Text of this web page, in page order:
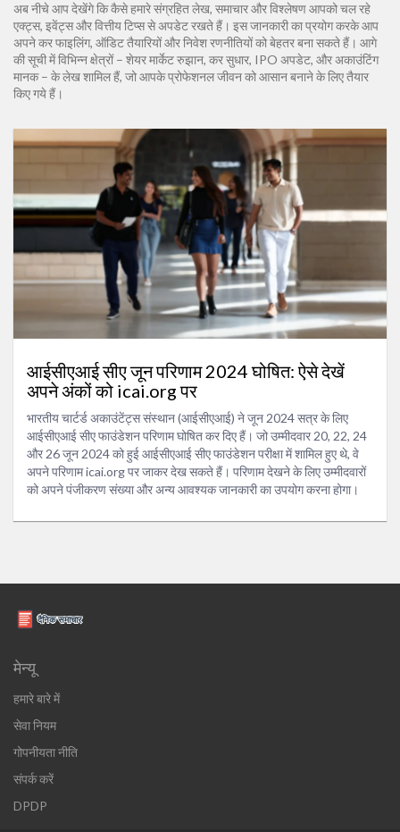
अब नीचे आप देखेंगे कि कैसे हमारे संग्रहित लेख, समाचार और विश्लेषण आपको चल रहे
एक्ट्स, इवेंट्स और वित्तीय टिप्स से अपडेट रखते हैं। इस जानकारी का प्रयोग करके आप
अपने कर फाइलिंग, ऑडिट तैयारियों और निवेश रणनीतियों को बेहतर बना सकते हैं। आगे
की सूची में विभिन्न क्षेत्रों – शेयर मार्केट रुझान, कर सुधार, IPO अपडेट, और अकाउंटिंग
मानक – के लेख शामिल हैं, जो आपके प्रोफेशनल जीवन को आसान बनाने के लिए तैयार
किए गये हैं।
आईसीएआई सीए जून परिणाम 2024 घोषित: ऐसे देखें
अपने अंकों को icai.org पर
भारतीय चार्टर्ड अकाउंटेंट्स संस्थान (आईसीएआई) ने जून 2024 सत्र के लिए
आईसीएआई सीए फाउंडेशन परिणाम घोषित कर दिए हैं। जो उम्मीदवार 20, 22, 24
और 26 जून 2024 को हुई आईसीएआई सीए फाउंडेशन परीक्षा में शामिल हुए थे, वे
अपने परिणाम icai.org पर जाकर देख सकते हैं। परिणाम देखने के लिए उम्मीदवारों
को अपने पंजीकरण संख्या और अन्य आवश्यक जानकारी का उपयोग करना होगा।
मेन्यू
हमारे बारे में
सेवा नियम
गोपनीयता नीति
संपर्क करें
DPDP